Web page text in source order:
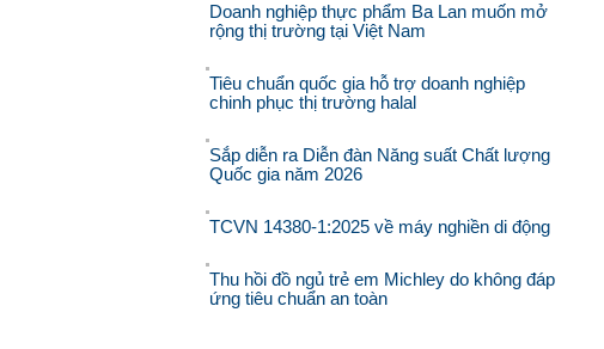
Doanh nghiệp thực phẩm Ba Lan muốn mở
rộng thị trường tại Việt Nam
Tiêu chuẩn quốc gia hỗ trợ doanh nghiệp
chinh phục thị trường halal
Sắp diễn ra Diễn đàn Năng suất Chất lượng
Quốc gia năm 2026
TCVN 14380-1:2025 về máy nghiền di động
Thu hồi đồ ngủ trẻ em Michley do không đáp
ứng tiêu chuẩn an toàn